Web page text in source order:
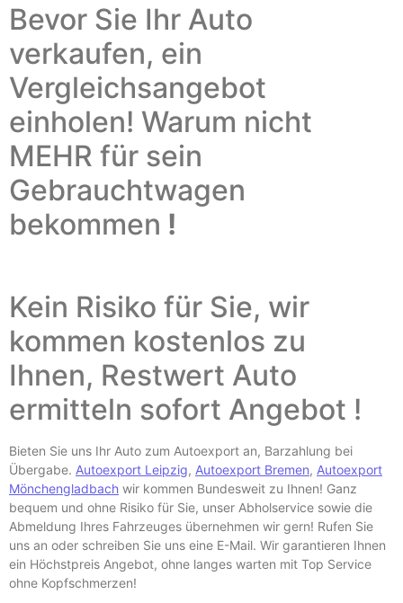
Bevor Sie Ihr Auto
verkaufen, ein
Vergleichsangebot
einholen! Warum nicht
MEHR für sein
Gebrauchtwagen
bekommen !
Kein Risiko für Sie, wir
kommen kostenlos zu
Ihnen, Restwert Auto
ermitteln sofort Angebot !
Bieten Sie uns Ihr Auto zum Autoexport an, Barzahlung bei
Übergabe. Autoexport Leipzig, Autoexport Bremen, Autoexport
Mönchengladbach wir kommen Bundesweit zu Ihnen! Ganz
bequem und ohne Risiko für Sie, unser Abholservice sowie die
Abmeldung Ihres Fahrzeuges übernehmen wir gern! Rufen Sie
uns an oder schreiben Sie uns eine E-Mail. Wir garantieren Ihnen
ein Höchstpreis Angebot, ohne langes warten mit Top Service
ohne Kopfschmerzen!